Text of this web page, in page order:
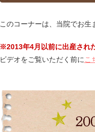
このコーナーは、当院でお生
※2013年4月以前に出産され
ビデオをご覧いただく前に こ